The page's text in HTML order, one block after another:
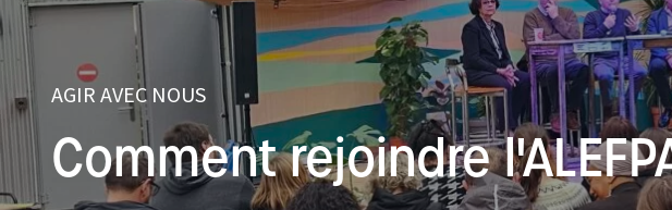
AGIR AVEC NOUS
Comment rejoindre